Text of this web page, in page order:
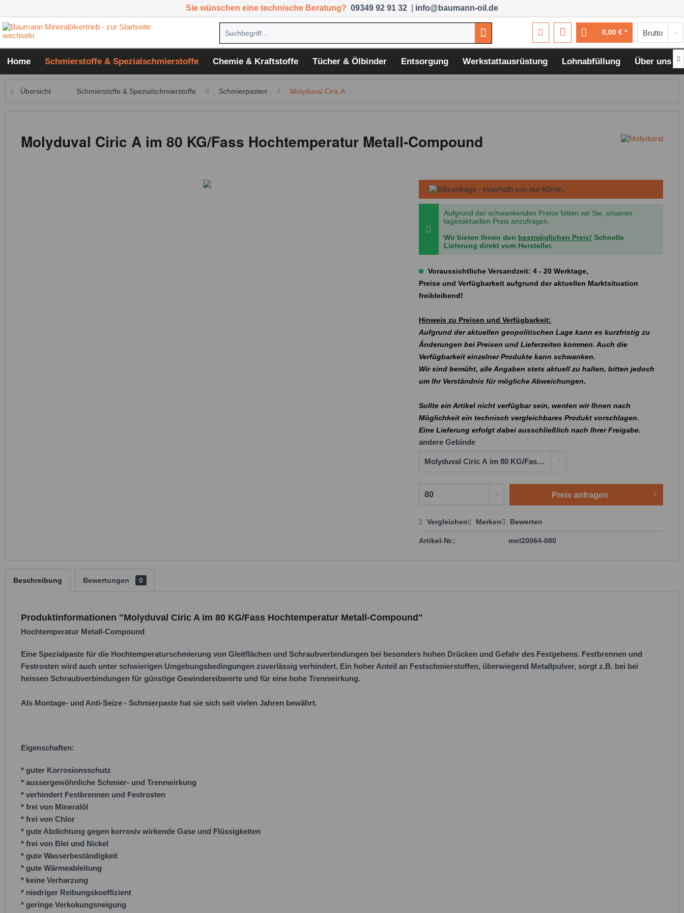
Sie wünschen eine technische Beratung? 09349 92 91 32 info@baumann-oil.de
0,00 € *
Home Schmierstoffe & Spezialschmierstoffe Chemie & Kraftstoffe Tücher & Ölbinder Entsorgung Werkstattausrüstung Lohnabfüllung Über uns 
Übersicht Schmierstoffe & Spezialschmierstoffe Schmierpasten Molyduval Ciric A
Molyduval Ciric A im 80 KG/Fass Hochtemperatur Metall-Compound
Aufgrund der schwankenden Preise bitten wir Sie, unseren
tagesaktuellen Preis anzufragen.
Wir bieten Ihnen den bestmöglichen Preis! Schnelle
Lieferung direkt vom Hersteller.
Voraussichtliche Versandzeit: 4 - 20 Werktage,
Preise und Verfügbarkeit aufgrund der aktuellen Marktsituation
freibleibend!
Hinweis zu Preisen und Verfügbarkeit:
Aufgrund der aktuellen geopolitischen Lage kann es kurzfristig zu
Änderungen bei Preisen und Lieferzeiten kommen. Auch die
Verfügbarkeit einzelner Produkte kann schwanken.
Wir sind bemüht, alle Angaben stets aktuell zu halten, bitten jedoch
um Ihr Verständnis für mögliche Abweichungen.
Sollte ein Artikel nicht verfügbar sein, werden wir Ihnen nach
Möglichkeit ein technisch vergleichbares Produkt vorschlagen.
Eine Lieferung erfolgt dabei ausschließlich nach Ihrer Freigabe.
andere Gebinde
Preis anfragen
Preis anfragen
Vergleichen Merken Bewerten
Artikel-Nr.: mol20064-080
Beschreibung Bewertungen 0
Produktinformationen "Molyduval Ciric A im 80 KG/Fass Hochtemperatur Metall-Compound"
Hochtemperatur Metall-Compound
Eine Spezialpaste für die Hochtemperaturschmierung von Gleitflächen und Schraubverbindungen bei besonders hohen Drücken und Gefahr des Festgehens. Festbrennen und
Festrosten wird auch unter schwierigen Umgebungsbedingungen zuverlässig verhindert. Ein hoher Anteil an Festschmierstoffen, überwiegend Metallpulver, sorgt z.B. bei bei
heissen Schraubverbindungen für günstige Gewindereibwerte und für eine hohe Trennwirkung.
Als Montage- und Anti-Seize - Schmierpaste hat sie sich seit vielen Jahren bewährt.
Eigenschaften:
* guter Korrosionsschutz
* aussergewöhnliche Schmier- und Trennwirkung
* verhindert Festbrennen und Festrosten
* frei von Mineralöl
* frei von Chlor
* gute Abdichtung gegen korrosiv wirkende Gase und Flüssigkeiten
* frei von Blei und Nickel
* gute Wasserbeständigkeit
* gute Wärmeableitung
* keine Verharzung
* niedriger Reibungskoeffizient
* geringe Verkokungsneigung